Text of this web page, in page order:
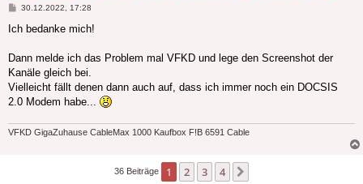
Beitrag
30.12.2022, 17:28
Ich bedanke mich!
Dann melde ich das Problem mal VFKD und lege den Screenshot der
Kanäle gleich bei.
Vielleicht fällt denen dann auch auf, dass ich immer noch ein DOCSIS
2.0 Modem habe...
VFKD GigaZuhause CableMax 1000 Kaufbox F!B 6591 Cable
36 Beiträge 1 2 3 4